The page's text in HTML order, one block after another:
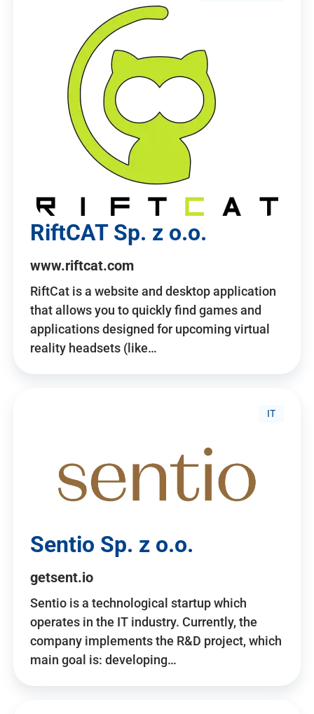
RiftCAT Sp. z o.o.
www.riftcat.com
RiftCat is a website and desktop application
that allows you to quickly find games and
applications designed for upcoming virtual
reality headsets (like…
IT
Sentio Sp. z o.o.
getsent.io
Sentio is a technological startup which
operates in the IT industry. Currently, the
company implements the R&D project, which
main goal is: developing…